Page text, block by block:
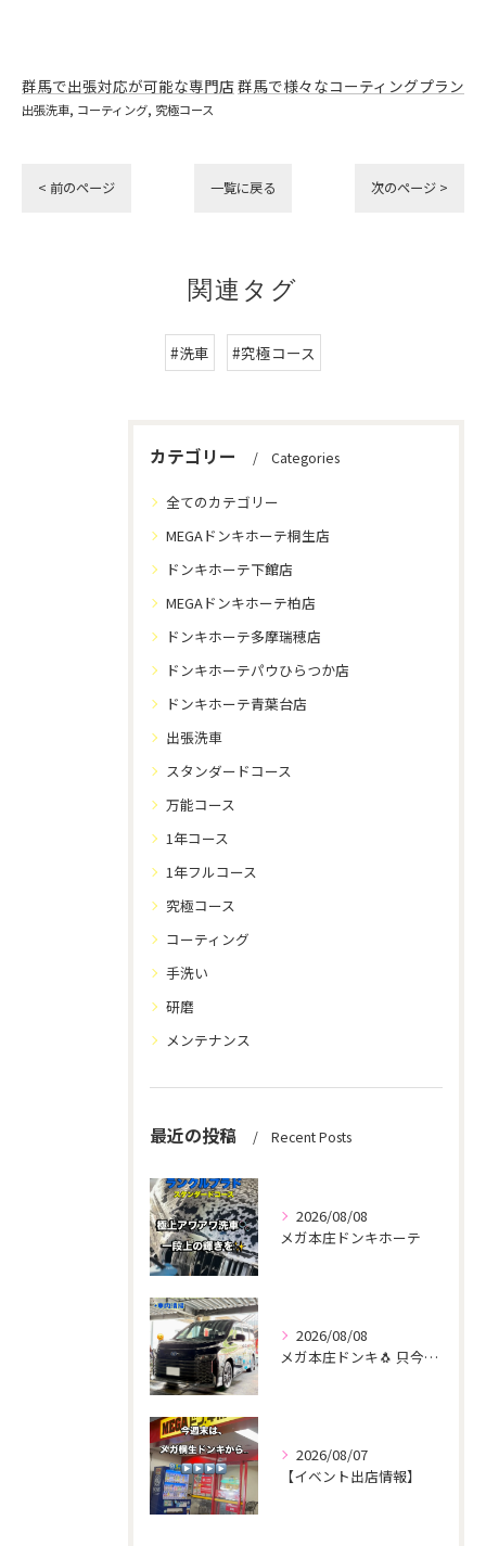
群馬で出張対応が可能な専門店群馬で様々なコーティングプラン
出張洗車 コーティング 究極コース
< 前のページ 一覧に戻る 次のページ >
関連タグ
#洗車 #究極コース
カテゴリー Categories
全てのカテゴリー
MEGAドンキホーテ桐生店
ドンキホーテ下館店
MEGAドンキホーテ柏店
ドンキホーテ多摩瑞穂店
ドンキホーテパウひらつか店
ドンキホーテ青葉台店
出張洗車
スタンダードコース
万能コース
1年コース
1年フルコース
究極コース
コーティング
手洗い
研磨
メンテナンス
最近の投稿 Recent Posts
2026/08/08
メガ本庄ドンキホーテ
2026/08/08
メガ本庄ドンキ🐧 只今イベント出店中🎶 ヴォクシー ご新規様...
2026/08/07
【イベント出店情報】